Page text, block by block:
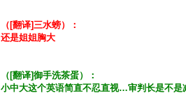
（[翻译]三水螃）：
还是姐姐胸大
（[翻译]御手洗茶蛋）：
小中大这个英语简直不忍直视…审判长是不是